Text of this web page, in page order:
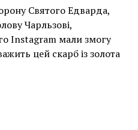
Святого Едварда,
Чарльзові,
Instagram мали змогу
цей скарб із золота